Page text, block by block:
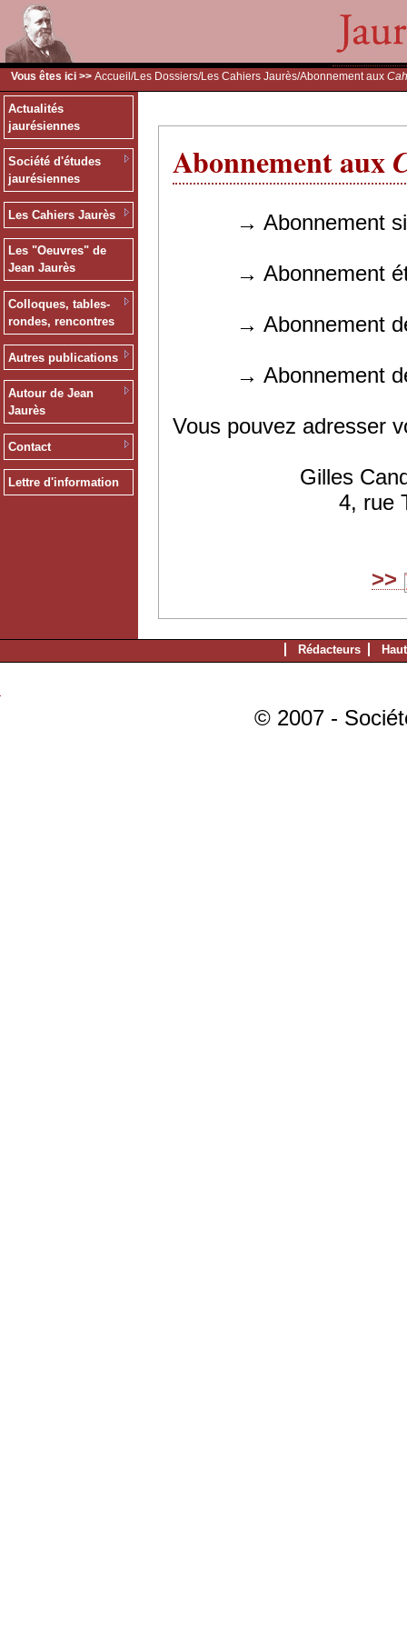
Vous êtes ici >> Accueil /Les Dossiers/Les Cahiers Jaurès/Abonnement aux
Actualités
jaurésiennes
Société d'études
jaurésiennes
Les Cahiers Jaurès
Les "Oeuvres" de
Jean Jaurès
Colloques, tables-
rondes, rencontres
Autres publications
Autour de Jean
Jaurès
Contact
Lettre d'information
Abonnement aux
→ Abonnement
→ Abonnement
→ Abonnement de
→ Abonnement des
Vous pouvez adresser
Gilles
4, rue
>>
Rédacteurs
© 2007 -